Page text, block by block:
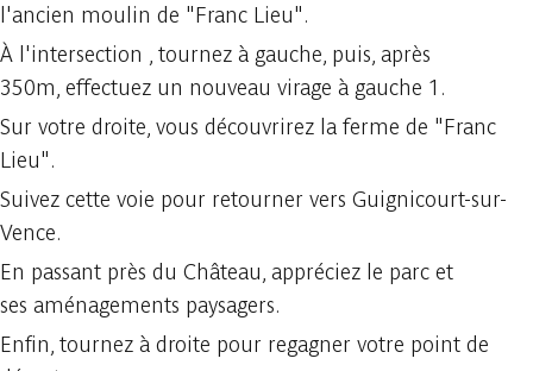
l'ancien moulin de "Franc Lieu".
À l'intersection , tournez à gauche, puis, après
350m, effectuez un nouveau virage à gauche 1.
Sur votre droite, vous découvrirez la ferme de "Franc
Lieu".
Suivez cette voie pour retourner vers Guignicourt-sur-
Vence.
En passant près du Château, appréciez le parc et
ses aménagements paysagers.
Enfin, tournez à droite pour regagner votre point de